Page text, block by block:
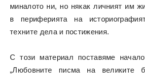
миналото ни, но някак личният им
в периферията на
техните дела и постижения.
С този материал поставяме
„Любовните писма на великите